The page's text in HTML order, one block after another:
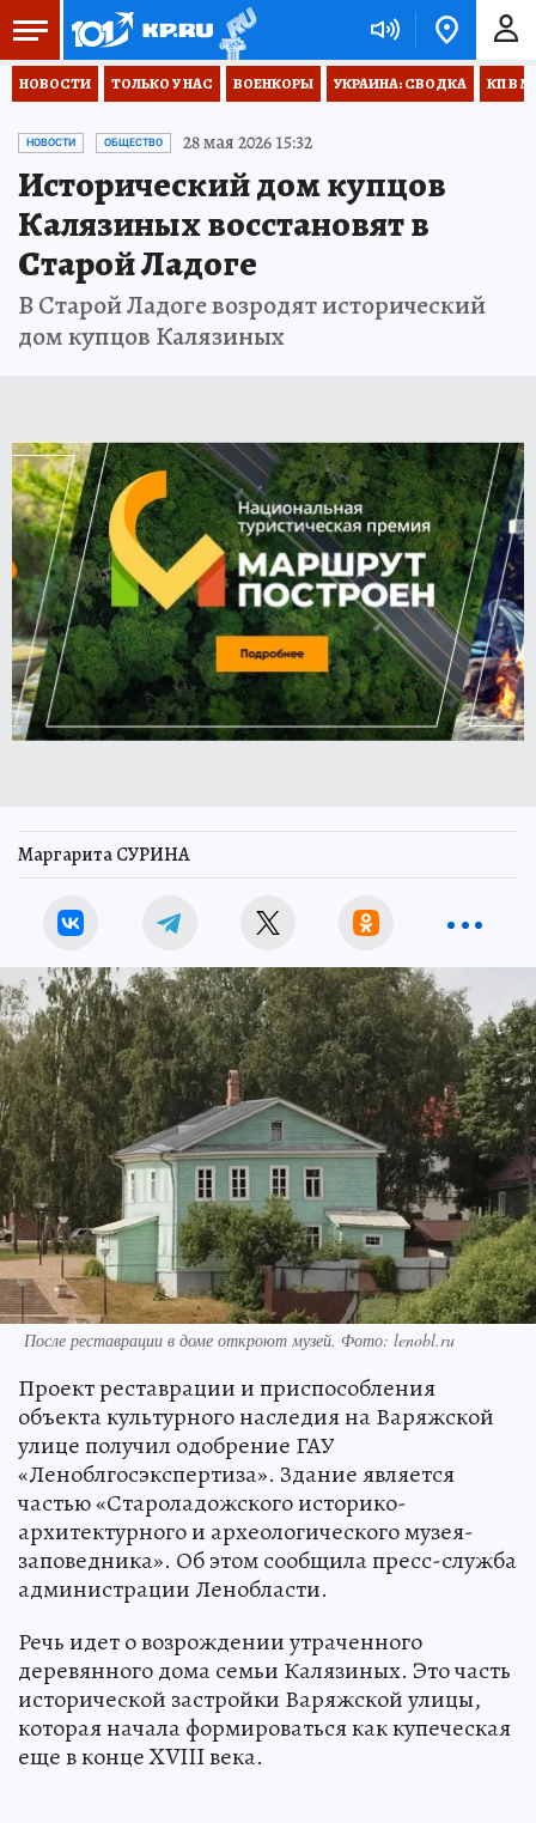
НОВОСТИ ТОЛЬКО У НАС ВОЕНКОРЫ УКРАИНА: СВОДКА КП В
НОВОСТИ ОБЩЕСТВО 28 мая 2026 15:32
Исторический дом купцов
Калязиных восстановят в
Старой Ладоге
В Старой Ладоге возродят исторический
дом купцов Калязиных
Маргарита СУРИНА
После реставрации в доме откроют музей. Фото: lenobl.ru
Проект реставрации и приспособления
объекта культурного наследия на Варяжской
улице получил одобрение ГАУ
«Леноблгосэкспертиза». Здание является
частью «Староладожского историко-
архитектурного и археологического музея-
заповедника». Об этом сообщила пресс-служба
администрации Ленобласти.
Речь идет о возрождении утраченного
деревянного дома семьи Калязиных. Это часть
исторической застройки Варяжской улицы,
которая начала формироваться как купеческая
еще в конце XVIII века.